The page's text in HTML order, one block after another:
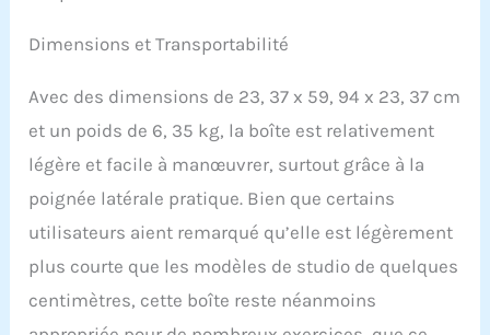
Dimensions et Transportabilité
Avec des dimensions de 23, 37 x 59, 94 x 23, 37 cm
et un poids de 6, 35 kg, la boîte est relativement
légère et facile à manœuvrer, surtout grâce à la
poignée latérale pratique. Bien que certains
utilisateurs aient remarqué qu’elle est légèrement
plus courte que les modèles de studio de quelques
centimètres, cette boîte reste néanmoins